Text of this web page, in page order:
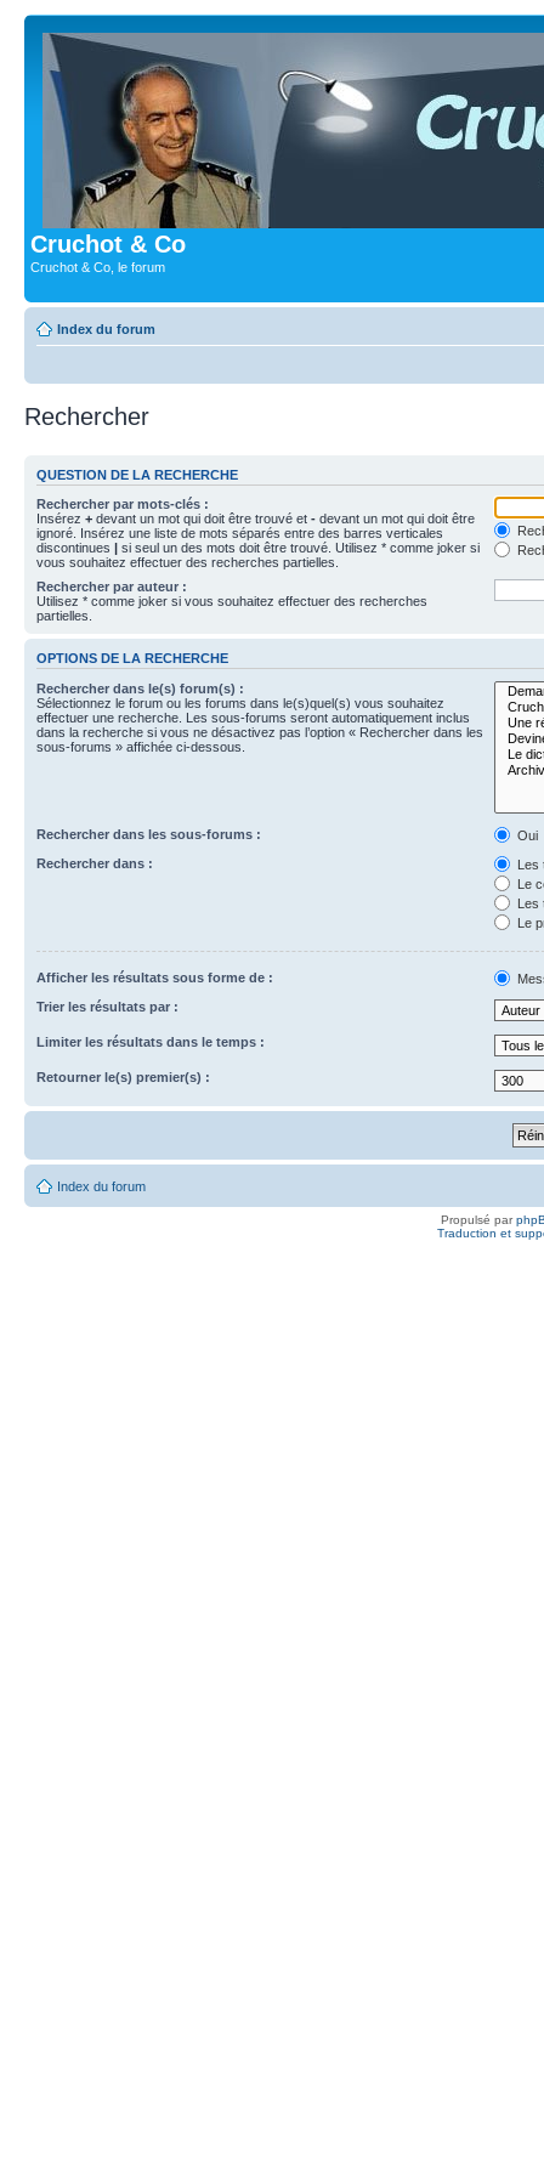
Cruchot & Co
Cruchot & Co, le forum
Index du forum
Rechercher
QUESTION DE LA RECHERCHE
Rechercher par mots-clés :
Insérez + devant un mot qui doit être trouvé et - devant un mot qui doit être
ignoré. Insérez une liste de mots séparés entre des barres verticales
discontinues | si seul un des mots doit être trouvé. Utilisez * comme joker si
vous souhaitez effectuer des recherches partielles.
Rechercher par auteur :
Utilisez * comme joker si vous souhaitez effectuer des recherches
partielles.
OPTIONS DE LA RECHERCHE
Rechercher dans le(s) forum(s) :
Sélectionnez le forum ou les forums dans le(s)quel(s) vous souhaitez
effectuer une recherche. Les sous-forums seront automatiquement inclus
dans la recherche si vous ne désactivez pas l’option « Rechercher dans les
sous-forums » affichée ci-dessous.
Rechercher dans les sous-forums :
Oui
Rechercher dans :
Les
Le
Les
Le
Afficher les résultats sous forme de :
Trier les résultats par :
Limiter les résultats dans le temps :
Retourner le(s) premier(s) :
Index du forum
Propulsé par
Traduction et